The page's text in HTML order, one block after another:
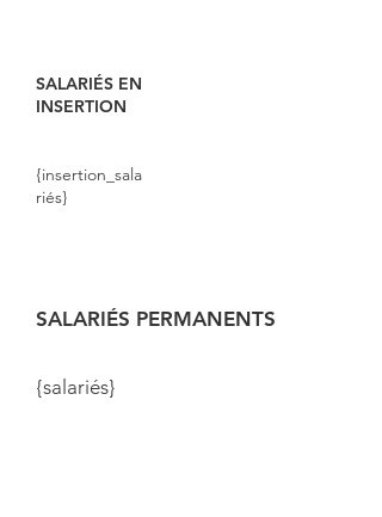
SALARIÉS EN
INSERTION
{insertion_sala
riés}
SALARIÉS PERMANENTS
{salariés}